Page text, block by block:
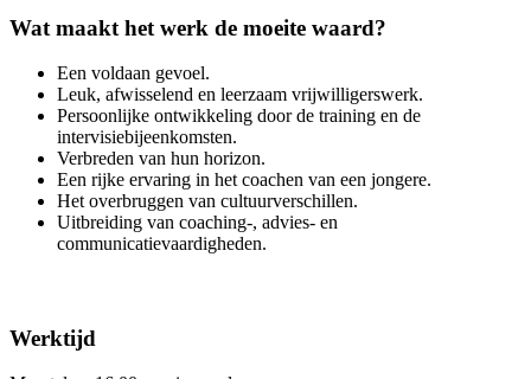
Wat maakt het werk de moeite waard?
Een voldaan gevoel.
Leuk, afwisselend en leerzaam vrijwilligerswerk.
Persoonlijke ontwikkeling door de training en de
intervisiebijeenkomsten.
Verbreden van hun horizon.
Een rijke ervaring in het coachen van een jongere.
Het overbruggen van cultuurverschillen.
Uitbreiding van coaching-, advies- en
communicatievaardigheden.
Werktijd